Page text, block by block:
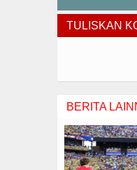
TULISKAN
BERITA